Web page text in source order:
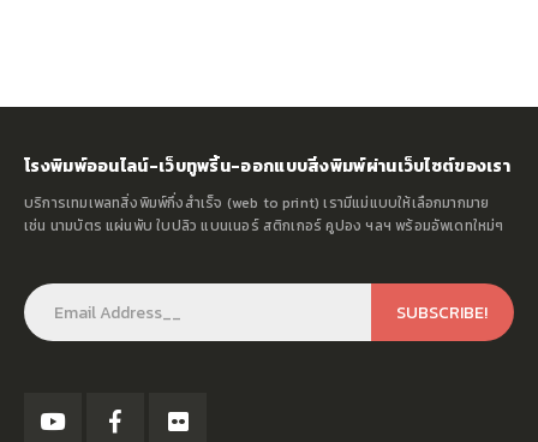
โรงพิมพ์ออนไลน์-เว็บทูพริ้น-ออกแบบสิ่งพิมพ์ผ่านเว็บไซต์ของเรา
บริการเทมเพลทสิ่งพิมพ์กึ่งสำเร็จ (web to print) เรามีแม่แบบให้เลือกมากมาย
เช่น นามบัตร แผ่นพับ ใบปลิว แบนเนอร์ สติกเกอร์ คูปอง ฯลฯ พร้อมอัพเดทใหม่ๆ